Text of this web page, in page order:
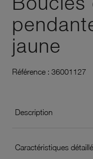
jaune
Référence : 36001127
Description
Caractéristiques